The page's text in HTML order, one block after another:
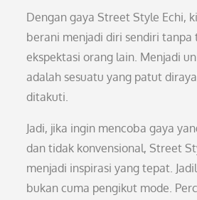
Dengan gaya Street Style Echi,
berani menjadi diri sendiri
ekspektasi orang lain. Menjadi
adalah sesuatu yang patut
ditakuti.
Jadi, jika ingin mencoba gaya
dan tidak konvensional, Street
menjadi inspirasi yang tepat.
bukan cuma pengikut mode.